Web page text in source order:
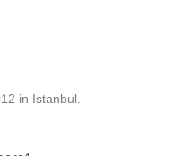
in Istanbul.